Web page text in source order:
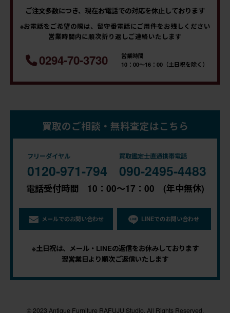
ご注文多数につき、現在お電話での対応を休止しております
※お電話をご希望の際は、留守番電話にご用件をお残しください
営業時間内に順次折り返しご連絡いたします
0294-70-3730
営業時間
10：00～16：00（土日祝を除く）
買取のご相談・無料査定はこちら
フリーダイヤル
0120-971-794
買取鑑定士直通携帯電話
090-2495-4483
電話受付時間 10：00～17：00 (年中無休)
メールでのお問い合わせ LINEでのお問い合わせ
※土日祝は、メール・LINEの返信をお休みしております
翌営業日より順次ご返信いたします
© 2023 Antique Furniture RAFUJU Studio. All Rights Reserved.